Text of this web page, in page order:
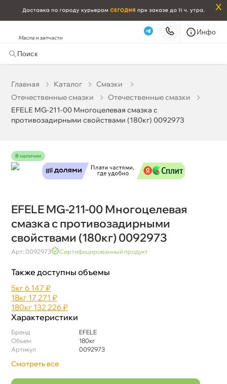
x
Масла и запчасти
Инфо
Главная Катало
Смазки
Отечественные смазки
Отечественные смазки
EFELE MG-211-00 Многоцелевая смазка с
противозадирными свойствами (180кг) 0092973
наличии
EFELE MG-211-00 Многоцелевая
смазка с противозадирными
свойствами (180кг) 0092973
Арт: 0092973 Сертифицированный продукт
Также доступны объемы
5к6 147 ₽
18к 17 271 ₽
180к 132 226 ₽
Характеристики
Бренд
EFELE
Объем
180к
Артикул
0092973
Смотреть все
EFELE MG-211-00 Многоцелевая смазка с
Бесплатная Сегодня, 07.08 (при заказе от 2000₽)
Срочная за 2 ч – 399 ₽ Сегодня, 07.08
Карта Список